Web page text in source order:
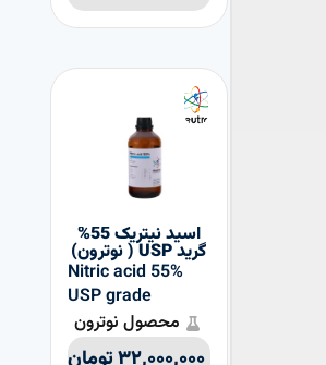
اسید نیتریک 55%
گرید USP ( نوترون)
Nitric acid 55%
USP grade
محصول نوترون